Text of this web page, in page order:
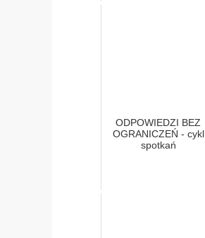
ODPOWIEDZI BEZ
OGRANICZEŃ - cykl
spotkań